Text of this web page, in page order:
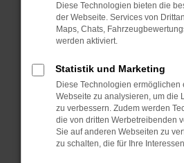
Prüfe deine
Manche Erweiterungen,
können das Laden
anderen Browser oder in
Fenster?
Starte dein Gerät neu.
Das kann manchmal
vorübergehende
Diese Technologien bieten die
der Webseite. Services von
Maps, Chats,
werden aktiviert.
Statistik und Marketing
Diese Technologien ermöglichen
Webseite zu analysieren, um die
zu verbessern. Zudem werden
die von dritten Werbetreibenden
Sie auf anderen Webseiten zu
zu schalten, die für Ihre